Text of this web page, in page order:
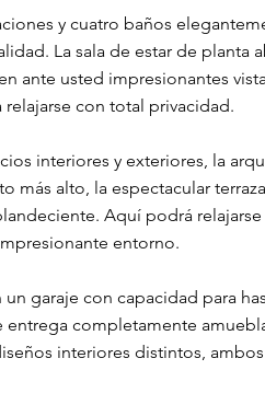
y cuatro baños
La sala de estar de planta
ante usted impresionantes
relajarse con total privacidad.
interiores y exteriores, la
más alto, la espectacular
Aquí podrá relajarse
entorno.
garaje con capacidad para
entrega completamente
interiores distintos,